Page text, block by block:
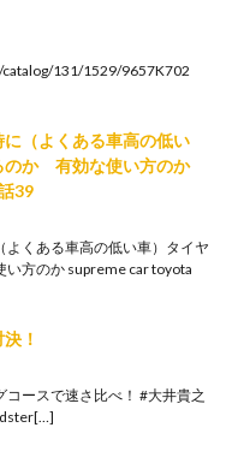
131/1529/9657K702
（よくある車高の低い
のか 有効な使い方のか
39
くある車高の低い車）タイヤ
方のか supreme car toyota
！
ースで速さ比べ！ #大井貴之